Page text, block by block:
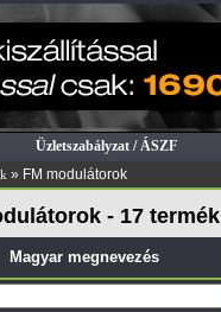
Üzletszabályzat / ÁSZF
» FM modulátorok
- 17 termék
Magyar megnevezés